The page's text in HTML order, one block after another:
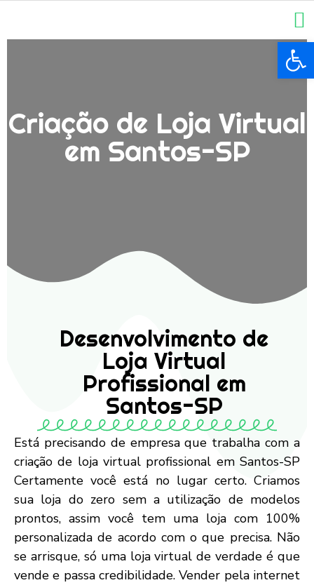
Criação de Loja Virtual
em Santos-SP
Desenvolvimento de
Loja Virtual
Profissional em
Santos-SP
Está precisando de empresa que trabalha com a
criação de loja virtual profissional em Santos-SP
Certamente você está no lugar certo. Criamos
sua loja do zero sem a utilização de modelos
prontos, assim você tem uma loja com 100%
personalizada de acordo com o que precisa. Não
se arrisque, só uma loja virtual de verdade é que
vende e passa credibilidade. Vender pela internet